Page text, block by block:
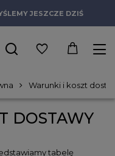
JESZCZE DZIŚ
Warunki i koszt
DOSTAWY
tabelę